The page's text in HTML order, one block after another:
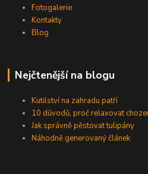
Fotogalerie
Kontakty
Blog
Nejčtenější na blogu
Kutilství na zahradu patří
10 důvodů, proč relaxovat
Jak správně pěstovat tulipány
Náhodně generovaný článek